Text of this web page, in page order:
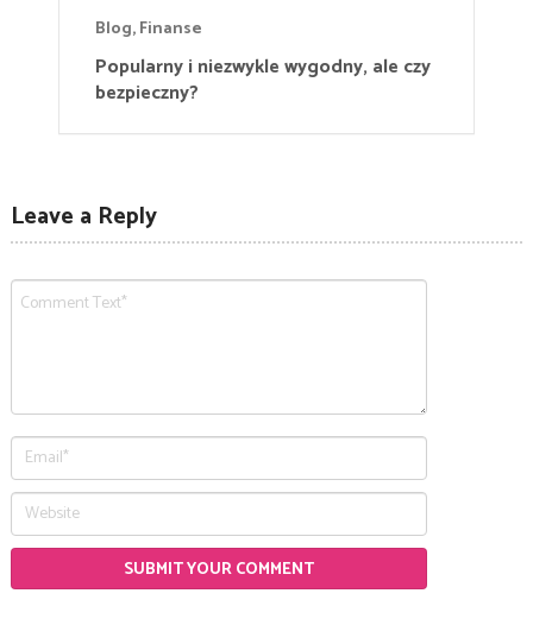
Blog,Finanse
Popularny i niezwykle wygodny, ale czy
bezpieczny?
Leave a Reply